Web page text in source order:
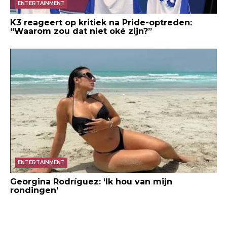
ENTERTAINMENT
K3 reageert op kritiek na Pride-optreden:
“Waarom zou dat niet oké zijn?”
ENTERTAINMENT
Georgina Rodríguez: ‘Ik hou van mijn
rondingen’